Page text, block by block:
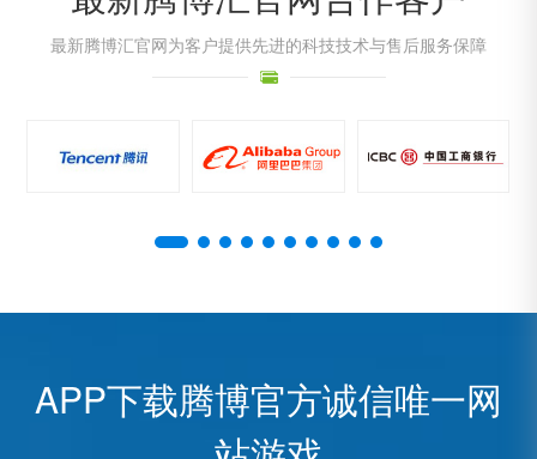
最新腾博汇官网为客户提供先进的科技技术与售后服务保障
APP下载腾博官方诚信唯一网